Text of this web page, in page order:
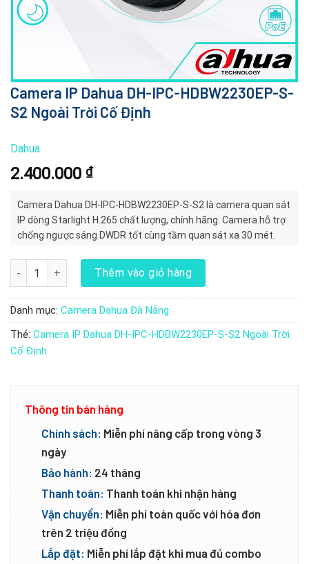
Camera IP Dahua DH-IPC-HDBW2230EP-S-
S2 Ngoài Trời Cố Định
Dahua
2.400.000 ₫
Camera Dahua DH-IPC-HDBW2230EP-S-S2 là camera quan sát
IP dòng Starlight H.265 chất lượng, chính hãng. Camera hỗ trợ
chống ngược sáng DWDR tốt cùng tầm quan sát xa 30 mét.
Camera IP Dahua DH-IPC-HDBW2230EP-S-S2 Ngoài Trời Cố Định
Thêm vào giỏ hàng
Danh mục: Camera Dahua Đà Nẵng
Thẻ: Camera IP Dahua DH-IPC-HDBW2230EP-S-S2 Ngoài Trời
Cố Định
Thông tin bán hàng
Chính sách: Miễn phí nâng cấp trong vòng 3
ngày
Bảo hành: 24 tháng
Thanh toán: Thanh toán khi nhận hàng
Vận chuyển: Miễn phí toàn quốc với hóa đơn
trên 2 triệu đồng
Lắp đặt: Miễn phí lắp đặt khi mua đủ combo